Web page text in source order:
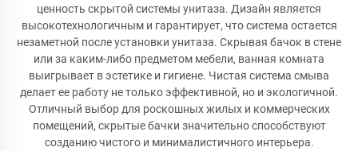
ценность скрытой системы унитаза. Дизайн является
высокотехнологичным и гарантирует, что система остается
незаметной после установки унитаза. Скрывая бачок в стене
или за каким-либо предметом мебели, ванная комната
выигрывает в эстетике и гигиене. Чистая система смыва
делает ее работу не только эффективной, но и экологичной.
Отличный выбор для роскошных жилых и коммерческих
помещений, скрытые бачки значительно способствуют
созданию чистого и минималистичного интерьера.